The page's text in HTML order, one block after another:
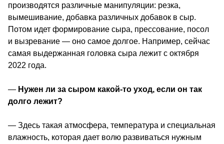
производятся различные манипуляции: резка,
вымешивание, добавка различных добавок в сыр.
Потом идет формирование сыра, прессование, посол
и вызревание — оно самое долгое. Например, сейчас
самая выдержанная головка сыра лежит с октября
2022 года.
— Нужен ли за сыром какой-то уход, если он так
долго лежит?
— Здесь такая атмосфера, температура и специальная
влажность, которая дает волю развиваться нужным